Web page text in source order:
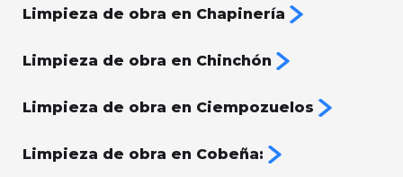
Limpieza de obra en Chapinería
Limpieza de obra en Chinchón
Limpieza de obra en Ciempozuelos
Limpieza de obra en Cobeña: